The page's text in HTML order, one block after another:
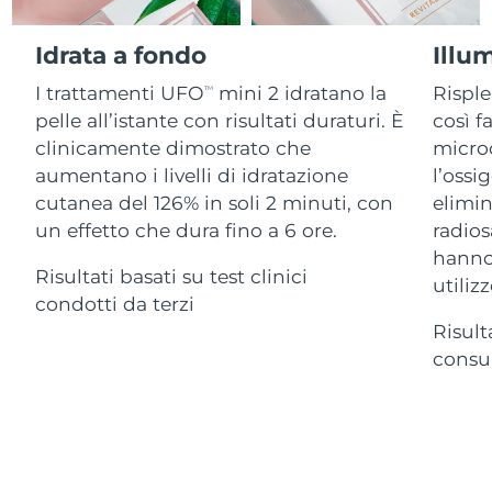
Idrata a fondo
I trattamenti UFOTM
mini 2 idratano la
pelle all’istante con risultati duraturi. È
clinicamente dimostrato che
aumentano i livelli di idratazione
cutanea del 126% in soli 2 minuti, con
un effetto che dura fino a 6 ore.
Risultati basati su test clinici
condotti da terzi
così
For healthy hair
18% PAP
Vedi tutto
CHI SIAMO
Israele Consegna stimata8/12/26
Giappone Consegna stimata 8/11/26
Jersey Consegna stimata 8/13/26
Kazakistan Consegna stimata 8/10/26
Kuwait Consegna stimata 8/8/26
8/8/26